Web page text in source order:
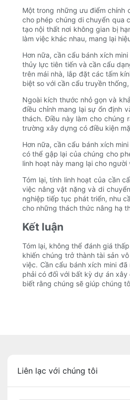
Một trong những ưu điểm chính
cho phép chúng di chuyển qua
tạo nội thất nơi không gian bị
làm việc khác nhau, mang lại
Hơn nữa, cần cẩu bánh xích
thủy lực tiên tiến và cần cẩu
trên mái nhà, lắp đặt các tấm
biệt so với cần cẩu truyền
Ngoài kích thước nhỏ gọn và
điều chỉnh mang lại sự ổn định
thách. Điều này làm cho chúng
trường xây dựng có điều kiện
Hơn nữa, cần cẩu bánh xích
có thể gập lại của chúng cho
linh hoạt này mang lại cho
Tóm lại, tính linh hoạt của cần
việc nâng vật nặng và di
nghiệp tiếp tục phát triển, nhu
cho những thách thức nâng hạ
Kết luận
Tóm lại, không thể đánh giá
khiến chúng trở thành tài sản
việc. Cần cẩu bánh xích mini
phải có đối với bất kỳ dự án
biết rằng chúng sẽ giúp chúng
Liên lạc với chúng tôi